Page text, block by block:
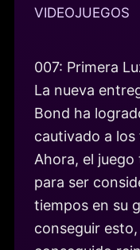
VIDEOJUEGOS
007: Primera
La nueva
Bond ha
cautivado a los
Ahora, el
para ser
tiempos en su
conseguir